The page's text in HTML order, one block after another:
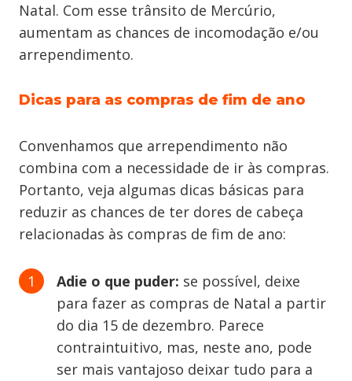
Natal. Com esse trânsito de Mercúrio,
aumentam as chances de incomodação e/ou
arrependimento.
Dicas para as compras de fim de ano
Convenhamos que arrependimento não
combina com a necessidade de ir às compras.
Portanto, veja algumas dicas básicas para
reduzir as chances de ter dores de cabeça
relacionadas às compras de fim de ano:
Adie o que puder: se possível, deixe
para fazer as compras de Natal a partir
do dia 15 de dezembro. Parece
contraintuitivo, mas, neste ano, pode
ser mais vantajoso deixar tudo para a